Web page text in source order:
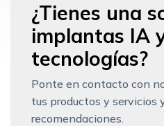
¿Tienes una
implantas IA
tecnologías?
Ponte en contacto con
tus productos y servicios
recomendaciones.